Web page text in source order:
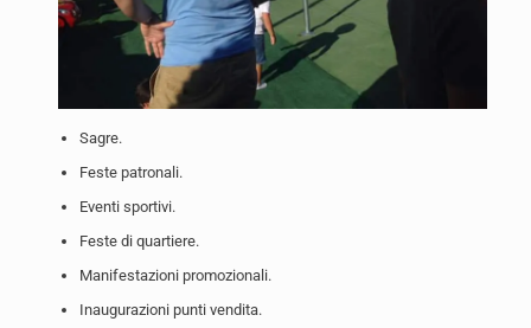
Sagre.
Feste patronali.
Eventi sportivi.
Feste di quartiere.
Manifestazioni promozionali.
Inaugurazioni punti vendita.